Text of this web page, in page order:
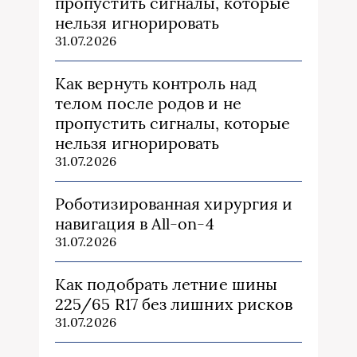
нельзя игнорировать
31.07.2026
Как вернуть контроль над
телом после родов и не
пропустить сигналы, которые
нельзя игнорировать
31.07.2026
Роботизированная хирургия и
навигация в All-on-4
31.07.2026
Как подобрать летние шины
225/65 R17 без лишних рисков
31.07.2026